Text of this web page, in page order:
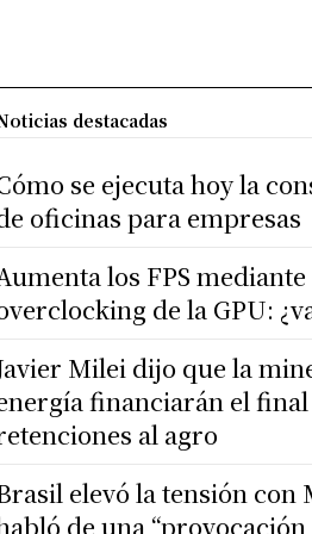
destacadas
se ejecuta hoy la
oficinas para empresas
los FPS mediante
de la GPU:
Milei dijo que la
financiarán el final
al agro
elevó la tensión con
de una “provocación